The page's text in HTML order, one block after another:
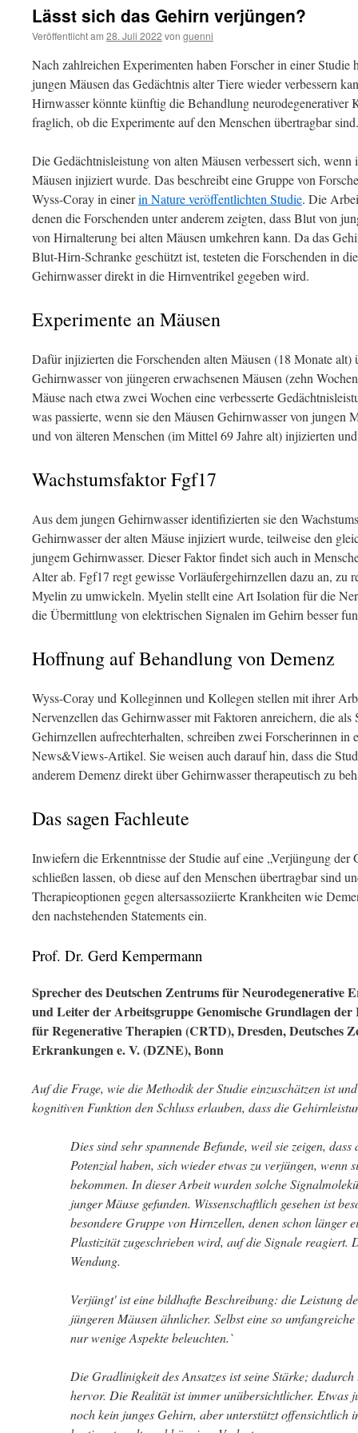
Lässt sich das Gehirn verjüngen?
Veröffentlicht am 28. Juli 2022 von guenni
Nach zahlreichen Experimenten haben Forscher in einer Studie
jungen Mäusen das Gedächtnis alter Tiere wieder verbessern
Hirnwasser könnte künftig die Behandlung neurodegenerativer
fraglich, ob die Experimente auf den Menschen übertragbar sind.
Die Gedächtnisleistung von alten Mäusen verbessert sich,
Mäusen injiziert wurde. Das beschreibt eine Gruppe von
Wyss-Coray in einerin Nature veröffentlichten Studie. Die
denen die Forschenden unter anderem zeigten, dass Blut von
von Hirnalterung bei alten Mäusen umkehren kann. Da das
Blut-Hirn-Schranke geschützt ist, testeten die Forschenden in
Gehirnwasser direkt in die Hirnventrikel gegeben wird.
Experimente an Mäusen
Dafür injizierten die Forschenden alten Mäusen (18 Monate alt)
Gehirnwasser von jüngeren erwachsenen Mäusen (zehn
Mäuse nach etwa zwei Wochen eine verbesserte
was passierte, wenn sie den Mäusen Gehirnwasser von jungen
und von älteren Menschen (im Mittel 69 Jahre alt) injizierten
Wachstumsfaktor Fgf17
Aus dem jungen Gehirnwasser identifizierten sie den
Gehirnwasser der alten Mäuse injiziert wurde, teilweise den
jungem Gehirnwasser. Dieser Faktor findet sich auch in
Alter ab. Fgf17 regt gewisse Vorläufergehirnzellen dazu an, zu
Myelin zu umwickeln. Myelin stellt eine Art Isolation für die
die Übermittlung von elektrischen Signalen im Gehirn besser
Hoffnung auf Behandlung von Demenz
Wyss-Coray und Kolleginnen und Kollegen stellen mit ihrer
Nervenzellen das Gehirnwasser mit Faktoren anreichern, die
Gehirnzellen aufrechterhalten, schreiben zwei Forscherinnen in
News&Views-Artikel. Sie weisen auch darauf hin, dass die
anderem Demenz direkt über Gehirnwasser therapeutisch zu
Das sagen Fachleute
Inwiefern die Erkenntnisse der Studie auf eine „Verjüngung
schließen lassen, ob diese auf den Menschen übertragbar sind
Therapieoptionen gegen altersassoziierte Krankheiten wie
den nachstehenden Statements ein.
Prof. Dr. Gerd Kempermann
Sprecher des Deutschen Zentrums für Neurodegenerative
und Leiter der Arbeitsgruppe Genomische Grundlagen der
für Regenerative Therapien (CRTD), Dresden, Deutsches
Erkrankungen e. V. (DZNE), Bonn
Auf die Frage, wie die Methodik der Studie einzuschätzen ist
kognitiven Funktion den Schluss erlauben, dass die
Dies sind sehr spannende Befunde, weil sie zeigen,
Potenzial haben, sich wieder etwas zu verjüngen, wenn
bekommen. In dieser Arbeit wurden solche
junger Mäuse gefunden. Wissenschaftlich gesehen ist
besondere Gruppe von Hirnzellen, denen schon länger
Plastizität zugeschrieben wird, auf die Signale reagiert.
Wendung.
Verjüngt' ist eine bildhafte Beschreibung: die Leistung
jüngeren Mäusen ähnlicher. Selbst eine so
nur wenige Aspekte beleuchten.`
Die Gradlinigkeit des Ansatzes ist seine Stärke;
hervor. Die Realität ist immer unübersichtlicher. Etwas
noch kein junges Gehirn, aber unterstützt offensichtlich